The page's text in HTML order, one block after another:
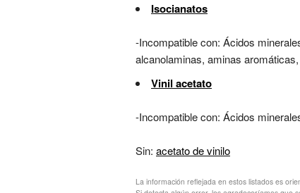
Isocianatos
-Incompatible con: Ácidos
alcanolaminas, aminas
Vinil acetato
-Incompatible con: Ácidos
Sin: acetato de vinilo
La información reflejada en estos listados es